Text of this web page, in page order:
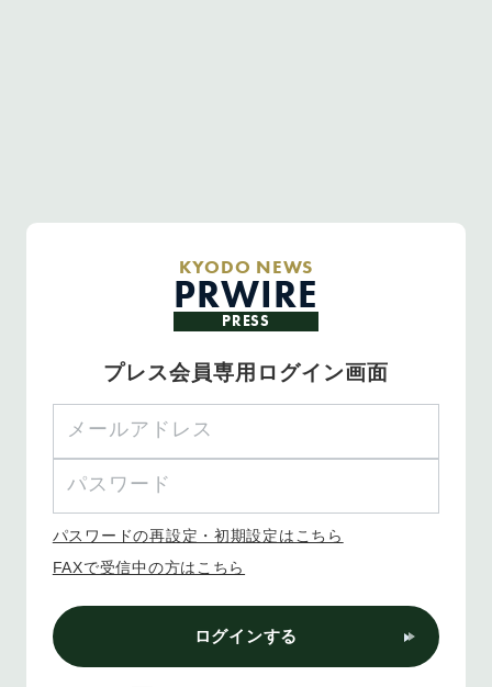
KYODO NEWS
PRWIRE
PRESS
プレス会員専用ログイン画面
パスワードの再設定・初期設定はこちら
FAXで受信中の方はこちら
ログインする